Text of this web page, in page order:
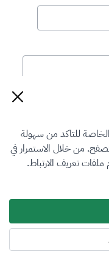
للتاكد من سهولة
من خلال الاستمرار في
تعريف الارتباط.